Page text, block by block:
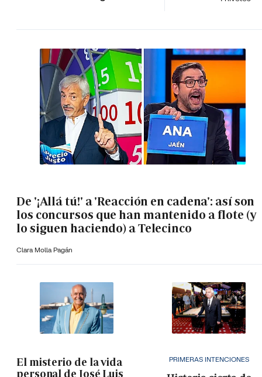
De '¡Allá tú!' a 'Reacción en cadena': así son
los concursos que han mantenido a flote (y
lo siguen haciendo) a Telecinco
Clara Molla Pagán
El misterio de la vida
personal de José Luis
PRIMERAS INTENCIONES